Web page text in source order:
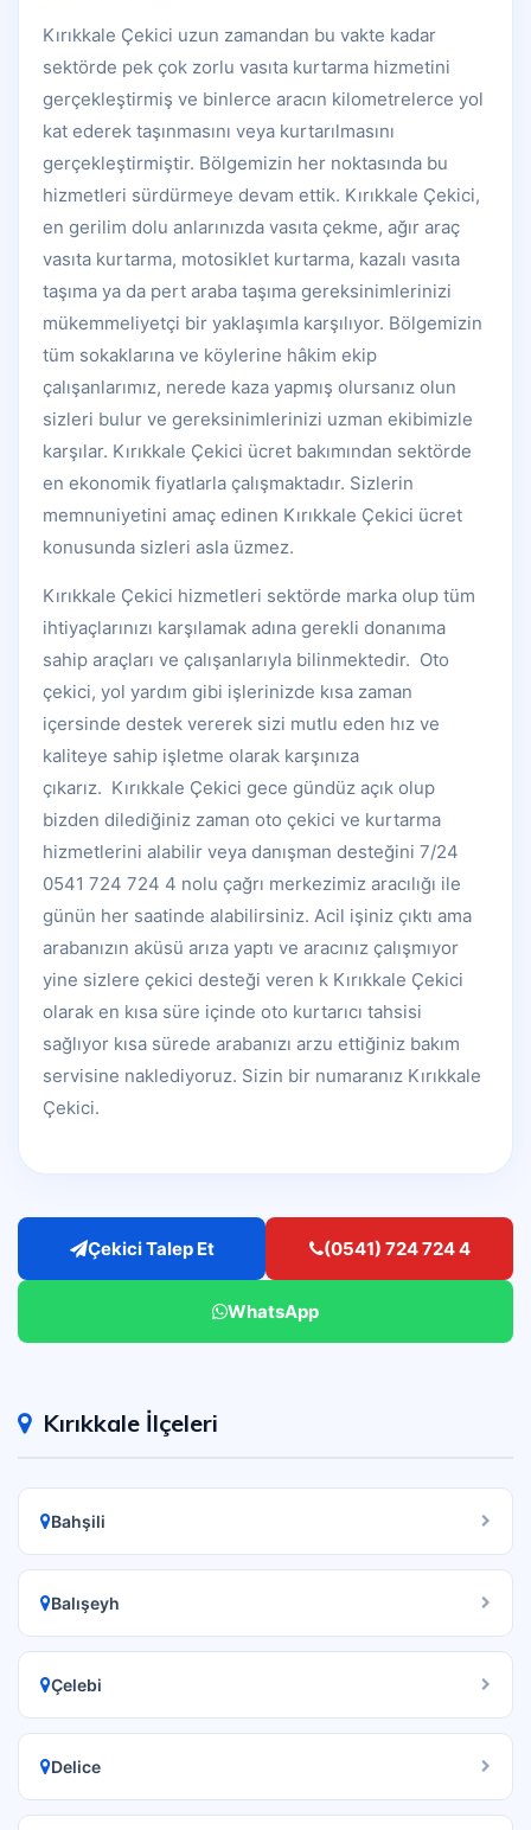
Kırıkkale Çekici uzun zamandan bu vakte kadar
sektörde pek çok zorlu vasıta kurtarma hizmetini
gerçekleştirmiş ve binlerce aracın kilometrelerce yol
kat ederek taşınmasını veya kurtarılmasını
gerçekleştirmiştir. Bölgemizin her noktasında bu
hizmetleri sürdürmeye devam ettik. Kırıkkale Çekici,
en gerilim dolu anlarınızda vasıta çekme, ağır araç
vasıta kurtarma, motosiklet kurtarma, kazalı vasıta
taşıma ya da pert araba taşıma gereksinimlerinizi
mükemmeliyetçi bir yaklaşımla karşılıyor. Bölgemizin
tüm sokaklarına ve köylerine hâkim ekip
çalışanlarımız, nerede kaza yapmış olursanız olun
sizleri bulur ve gereksinimlerinizi uzman ekibimizle
karşılar. Kırıkkale Çekici ücret bakımından sektörde
en ekonomik fiyatlarla çalışmaktadır. Sizlerin
memnuniyetini amaç edinen Kırıkkale Çekici ücret
konusunda sizleri asla üzmez.
Kırıkkale Çekici hizmetleri sektörde marka olup tüm
ihtiyaçlarınızı karşılamak adına gerekli donanıma
sahip araçları ve çalışanlarıyla bilinmektedir. Oto
çekici, yol yardım gibi işlerinizde kısa zaman
içersinde destek vererek sizi mutlu eden hız ve
kaliteye sahip işletme olarak karşınıza
çıkarız. Kırıkkale Çekici gece gündüz açık olup
bizden dilediğiniz zaman oto çekici ve kurtarma
hizmetlerini alabilir veya danışman desteğini 7/24
0541 724 724 4 nolu çağrı merkezimiz aracılığı ile
günün her saatinde alabilirsiniz. Acil işiniz çıktı ama
arabanızın aküsü arıza yaptı ve aracınız çalışmıyor
yine sizlere çekici desteği veren k Kırıkkale Çekici
olarak en kısa süre içinde oto kurtarıcı tahsisi
sağlıyor kısa sürede arabanızı arzu ettiğiniz bakım
servisine naklediyoruz. Sizin bir numaranız Kırıkkale
Çekici.
Çekici Talep Et (0541) 724 724 4
WhatsApp
Kırıkkale İlçeleri
Bahşili
Balışeyh
Çelebi
Delice